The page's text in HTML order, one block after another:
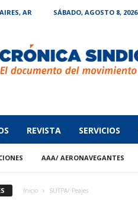
AR SÁBADO, AGOSTO 8, 2026
REVISTA SERVICIOS
AAA/ AERONAVEGANTES
Inicio SUTPA/ Peajes